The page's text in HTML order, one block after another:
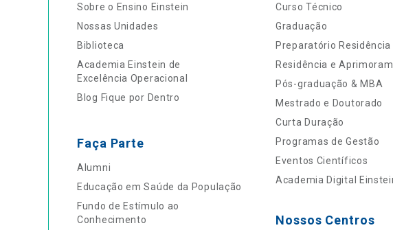
Sobre o Ensino Einstein
Nossas Unidades
Biblioteca
Academia Einstein de
Excelência Operacional
Blog Fique por Dentro
Faça Parte
Alumni
Educação em Saúde da População
Fundo de Estímulo ao
Conhecimento
Curso Técnico
Graduação
Preparatório Residência
Residência e
Pós-graduação & MBA
Mestrado e Doutorado
Curta Duração
Programas de Gestão
Eventos Científicos
Academia Digital
Nossos Centros